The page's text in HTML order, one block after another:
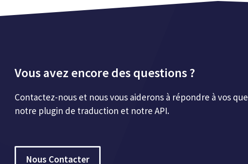
Vous avez encore des questions ?
Contactez-nous et nous vous aiderons à répondre à vos
notre plugin de traduction et notre API.
Nous Contacter